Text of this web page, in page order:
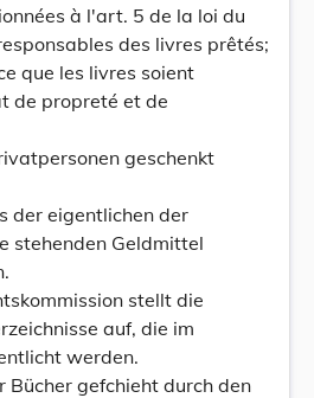
à l'art. 5 de la loi du
des livres prêtés;
que les livres soient
de propreté et de
geschenkt
der eigentlichen der
stehenden Geldmittel
stellt die
auf, die im
werden.
Bücher gefchieht durch den